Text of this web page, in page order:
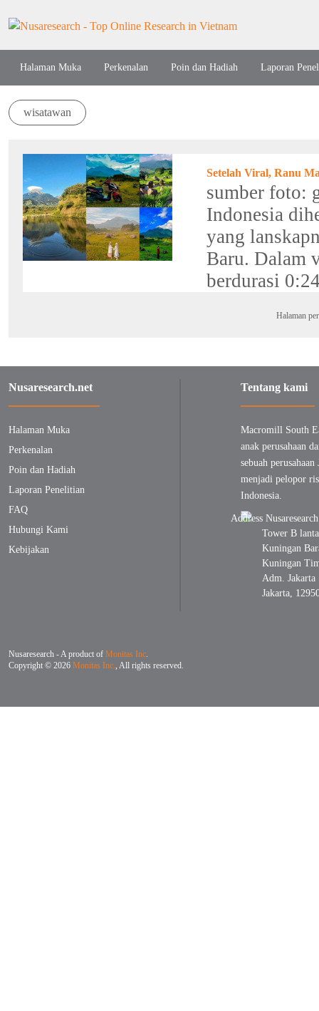
Halaman Muka Perkenalan Poin dan Hadiah Laporan
wisatawan
Setelah Viral, Ranu
sumber foto:
Indonesia
yang
Baru. Dalam
berdurasi
Halaman
Nusaresearch.net
Halaman Muka
Perkenalan
Poin dan Hadiah
Laporan Penelitian
FAQ
Hubungi Kami
Kebijakan
Tentang kami
Macromill South
anak perusahaan
sebuah perusahaan
menjadi pelopor
Indonesia.
Tower B
Kuningan
Kuningan
Adm.
Jakarta,
Nusaresearch - A product of Monitas Inc.
Copyright © 2026 Monitas Inc., All rights reserved.